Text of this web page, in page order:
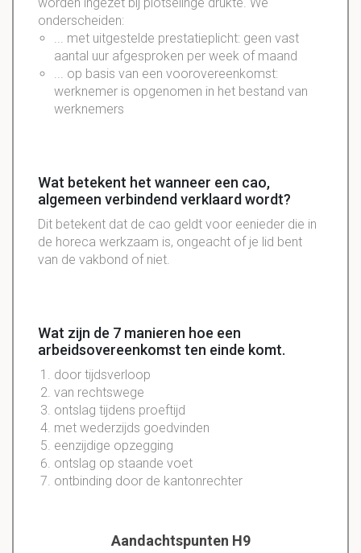
worden ingezet bij plotselinge drukte. We
onderscheiden:
... met uitgestelde prestatieplicht: geen vast
aantal uur afgesproken per week of maand
... op basis van een voorovereenkomst:
werknemer is opgenomen in het bestand van
werknemers
Wat betekent het wanneer een cao,
algemeen verbindend verklaard wordt?
Dit betekent dat de cao geldt voor eenieder die in
de horeca werkzaam is, ongeacht of je lid bent
van de vakbond of niet.
Wat zijn de 7 manieren hoe een
arbeidsovereenkomst ten einde komt.
door tijdsverloop
van rechtswege
ontslag tijdens proeftijd
met wederzijds goedvinden
eenzijdige opzegging
ontslag op staande voet
ontbinding door de kantonrechter
Aandachtspunten H9